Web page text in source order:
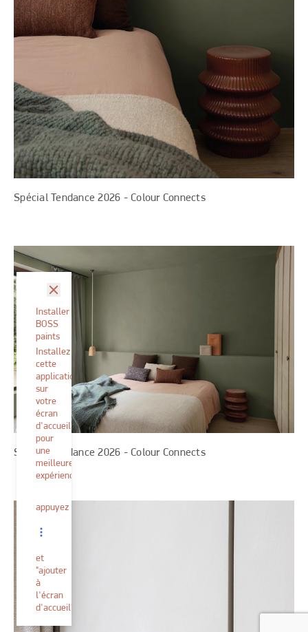
Spécial Tendance 2026 - Colour Connects
Spécial Tendance 2026 - Colour Connects
Installer
BOSS
paints
Installez
cette
application
sur
votre
écran
d'accueil
pour
une
meilleure
expérience.
appuyez
et
"ajouter
à
l'écran
d'accueil"
fermer